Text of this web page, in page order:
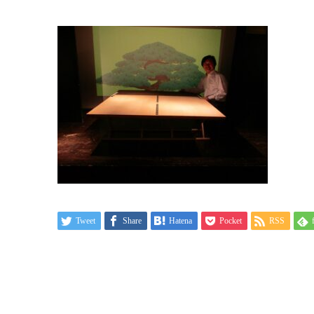
Tweet Share Hatena Pocket RSS